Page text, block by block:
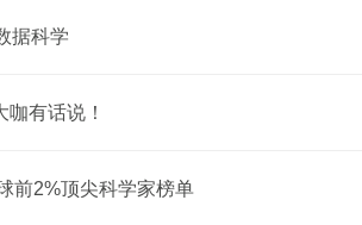
据科学
有话说！
前2%顶尖科学家榜单